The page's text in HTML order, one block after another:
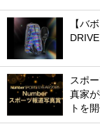
【バ
スポ
真家
トを